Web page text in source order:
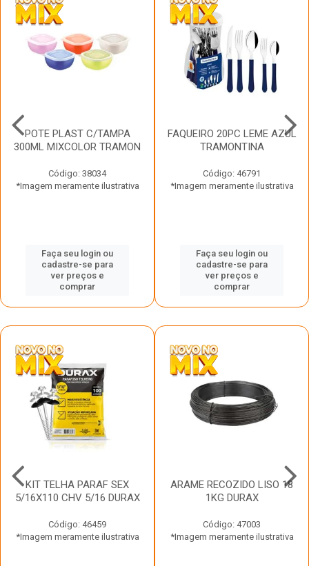
POTE PLAST C/TAMPA
300ML MIXCOLOR TRAMON
Código: 38034
*Imagem meramente ilustrativa
Faça seu login ou
cadastre-se para
ver preços e
comprar
FAQUEIRO 20PC LEME AZUL
TRAMONTINA
Código: 46791
*Imagem meramente ilustrativa
Faça seu login ou
cadastre-se para
ver preços e
comprar
KIT TELHA PARAF SEX
5/16X110 CHV 5/16 DURAX
Código: 46459
*Imagem meramente ilustrativa
ARAME RECOZIDO LISO 18
1KG DURAX
Código: 47003
*Imagem meramente ilustrativa